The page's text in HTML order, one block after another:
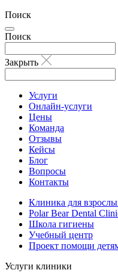
Поиск
Поиск
Закрыть
Услуги
Онлайн-услуги
Цены
Команда
Отзывы
Кейсы
Блог
Вопросы
Контакты
Клиника для
Polar Bear Dental
Школа гигиены
Учебный центр
Проект помощи
Услуги клиники